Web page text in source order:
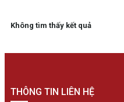
Không tìm thấy kết quả
THÔNG TIN LIÊN HỆ